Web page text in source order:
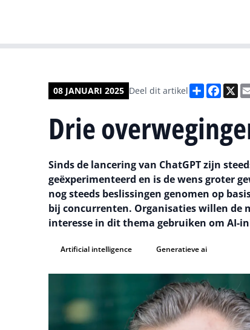
08 JANUARI 2025 Deel dit artikel Deel X
Drie
Sinds de lancering van ChatGPT zijn
geëxperimenteerd en is de wens groter
nog steeds beslissingen genomen op
bij concurrenten. Organisaties willen de
interesse in dit thema gebruiken om AI-
Artificial intelligence Generatieve ai